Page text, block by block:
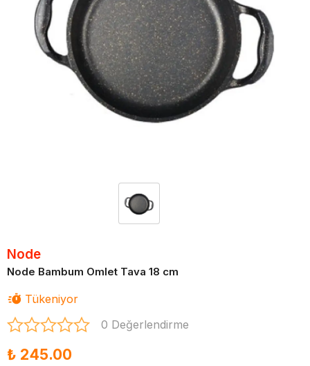
Node
Node Bambum Omlet Tava 18 cm
Tükeniyor
0 Değerlendirme
₺ 245.00